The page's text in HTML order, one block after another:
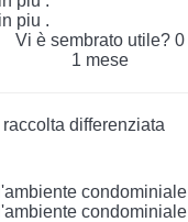
piu .
Vi è sembrato utile? 0
1 mese
differenziata
condominiale
condominiale